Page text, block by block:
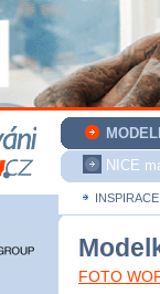
NICE
INSPIRACE
FOTO